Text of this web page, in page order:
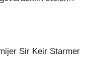
Sir Keir Starmer